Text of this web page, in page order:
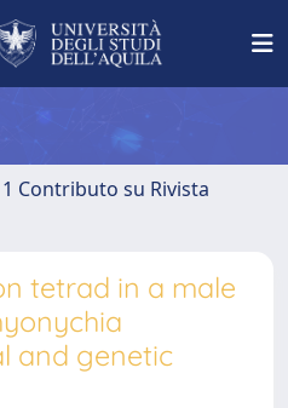
1 Contributo su Rivista
tetrad in a male
and genetic